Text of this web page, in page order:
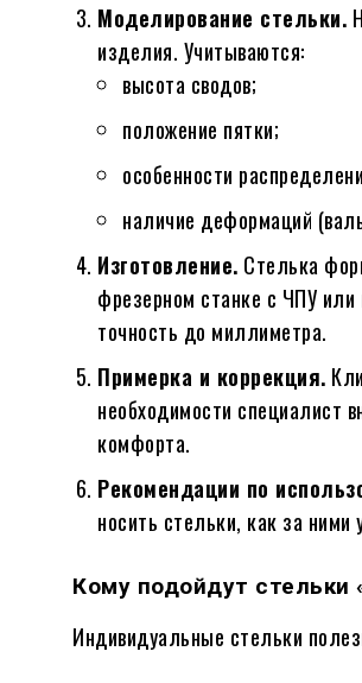
Моделирование стельки.
изделия. Учитываются:
высота сводов;
положение пятки;
особенности
наличие деформаций
Изготовление. Стелька
фрезерном станке с ЧПУ
точность до миллиметра.
Примерка и коррекция.
необходимости специалист
комфорта.
Рекомендации по
носить стельки, как за ними
Кому подойдут стельки
Индивидуальные стельки